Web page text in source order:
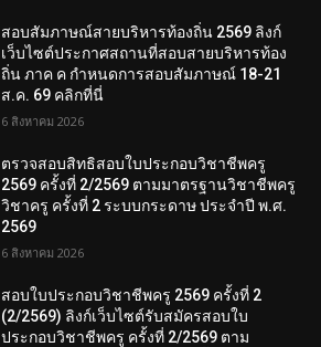
สอบสัมภาษณ์สายบริหารท้องถิ่น 2569 ลิงก์
เว็บไซต์ประกาศสถานที่สอบสายบริหารท้อง
ถิ่น ภาค ค กำหนดการสอบสัมภาษณ์ 18-21
ส.ค. 69 คลิกที่นี่
6 สิงหาคม 2026
ตรวจสอบสิทธิสอบใบประกอบวิชาชีพครู
2569 ครั้งที่ 2/2569 ตามมาตรฐานวิชาชีพครู
วิชาครู ครั้งที่ 2 ระบบกระดาษ ประจำปี พ.ศ.
2569
6 สิงหาคม 2026
สอบใบประกอบวิชาชีพครู 2569 ครั้งที่ 2
(2/2569) ลิงก์เว็บไซต์รับสมัครสอบใบ
ประกอบวิชาชีพครู ครั้งที่ 2/2569 ตาม